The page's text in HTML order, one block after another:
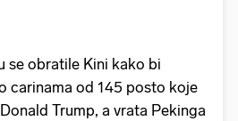
se obratile Kini kako bi
carinama od 145 posto koje
Trump, a vrata Pekinga